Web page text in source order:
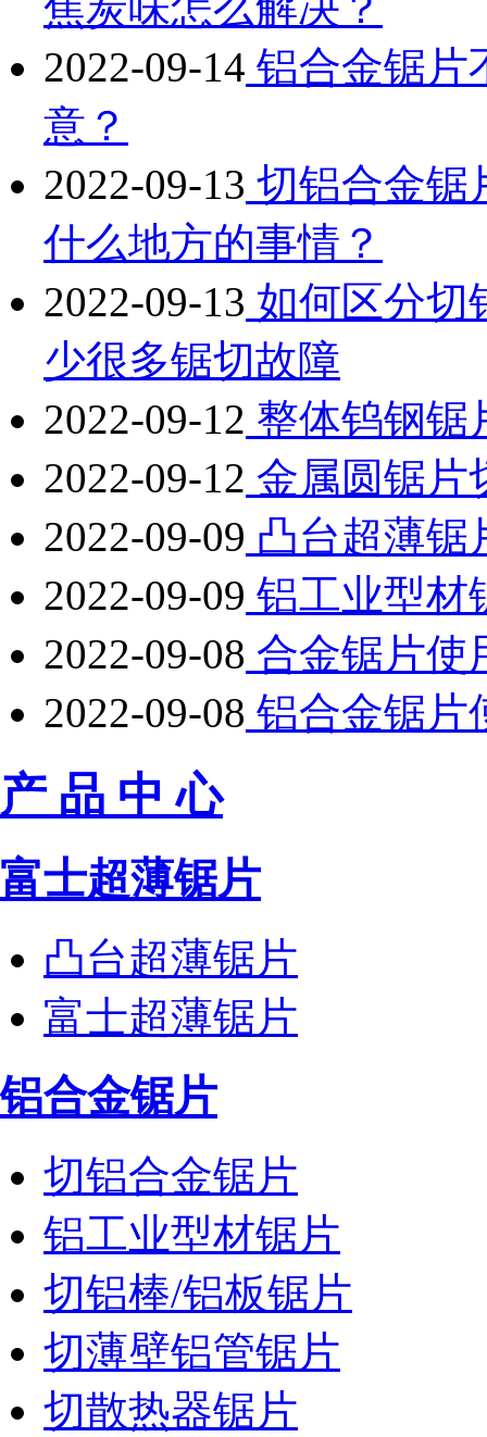
2022-09-14 铝合金锯片
意？
2022-09-13 切铝合金锯
什么地方的事情？
2022-09-13 如何区分切
少很多锯切故障
2022-09-12 整体钨钢锯
2022-09-12 金属圆锯片
2022-09-09 凸台超薄锯
2022-09-09 铝工业型材
2022-09-08 合金锯片使
2022-09-08 铝合金锯片
产 品 中 心
富士超薄锯片
凸台超薄锯片
富士超薄锯片
铝合金锯片
切铝合金锯片
铝工业型材锯片
切铝棒/铝板锯片
切薄壁铝管锯片
切散热器锯片